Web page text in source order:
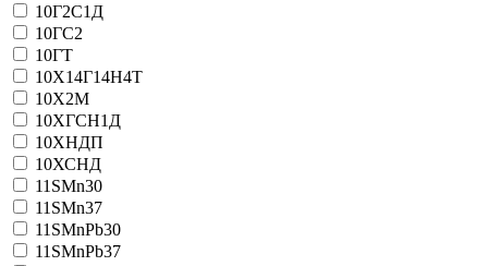
10Г2С1Д
10ГС2
10ГТ
10Х14Г14Н4Т
10Х2М
10ХГСН1Д
10ХНДП
10ХСНД
11SMn30
11SMn37
11SMnPb30
11SMnPb37